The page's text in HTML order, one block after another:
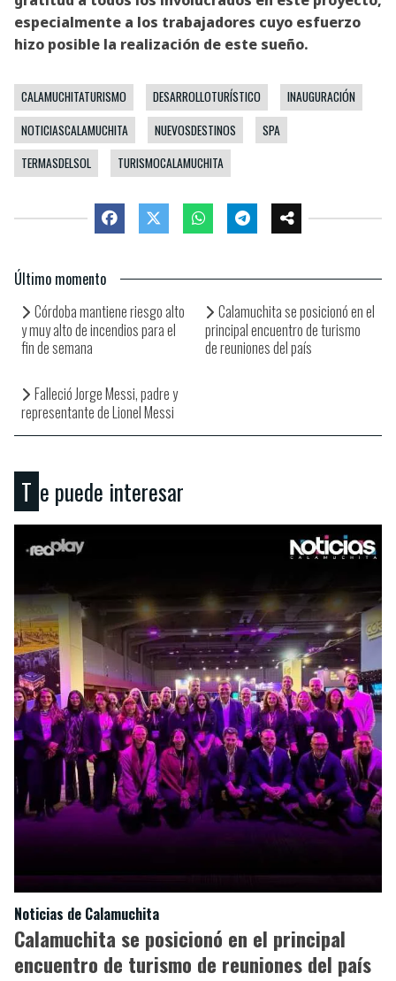
especialmente a los trabajadores cuyo esfuerzo
hizo posible la realización de este sueño.
CALAMUCHITATURISMO DESARROLLOTURÍSTICO
INAUGURACIÓN
NOTICIASCALAMUCHITA
NUEVOSDESTINOS
SPA
TERMASDELSOL
TURISMOCALAMUCHITA
Último momento
Córdoba mantiene riesgo alto
y muy alto de incendios para el
fin de semana
Calamuchita se posicionó en el
principal encuentro de turismo
de reuniones del país
Falleció Jorge Messi, padre y
representante de Lionel Messi
Te puede interesar
Calamuchita se posicionó en el principal
encuentro de turismo de reuniones del país
Noticias de Calamuchita